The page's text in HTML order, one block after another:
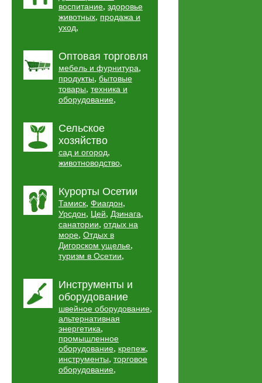
воспитание, здоровье
животных, продажа и
уход,
Оптовая торговля
мебель и фурнитура,
продукты, бытовые
товары, техника и
оборудование,
Сельское
хозяйство
сад и огород,
животноводство,
Курорты Осетии
Тамиск, Фиагдон,
Урсдон, Цей, Дзинага,
санатории, отдых на
море, Отдых в
Дигорском ущелье,
туризм в Осетии,
Инструменты и
оборудование
швейное оборудование,
альтернативная
энергетика,
промышленное
оборудование, крепеж,
инструменты, торговое
оборудование,